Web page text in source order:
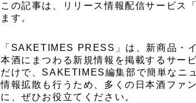
この記事は、リリース情報配信サービ
ます。
「SAKETIMES PRESS」は、新商品・
本酒にまつわる新規情報を掲載するサー
だけで、SAKETIMES編集部で簡単なニ
情報拡散も行うため、多くの日本酒ファ
に、ぜひお役立てください。